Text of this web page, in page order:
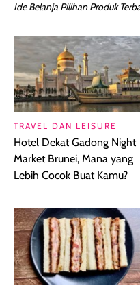
Ide Belanja Pilihan Produk
TRAVEL DAN LEISURE
Hotel Dekat Gadong Night
Market Brunei, Mana yang
Lebih Cocok Buat Kamu?